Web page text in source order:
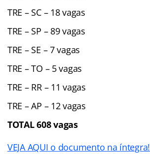
TRE – SC – 18 vagas
TRE – SP – 89 vagas
TRE – SE – 7 vagas
TRE – TO – 5 vagas
TRE – RR – 11 vagas
TRE – AP – 12 vagas
TOTAL 608 vagas
VEJA AQUI o documento na íntegra!